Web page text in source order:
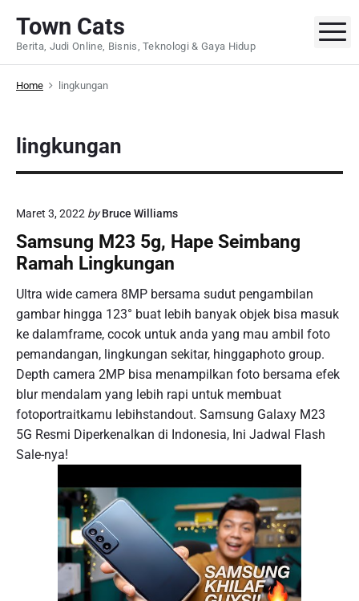
p
Town Cats
Berita, Judi Online, Bisnis, Teknologi & Gaya Hidup
Home lingkungan
lingkungan
Maret 3, 2022 by Bruce Williams
Samsung M23 5g, Hape Seimbang
Ramah Lingkungan
Ultra wide camera 8MP bersama sudut pengambilan
gambar hingga 123° buat lebih banyak objek bisa masuk
ke dalamframe, cocok untuk anda yang mau ambil foto
pemandangan, lingkungan sekitar, hinggaphoto group.
Depth camera 2MP bisa menampilkan foto bersama efek
blur mendalam yang lebih rapi untuk membuat
fotoportraitkamu lebihstandout. Samsung Galaxy M23
5G Resmi Diperkenalkan di Indonesia, Ini Jadwal Flash
Sale-nya!